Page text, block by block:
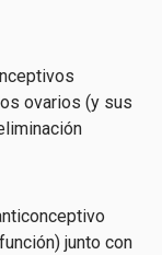
ovarios (y sus
junto con